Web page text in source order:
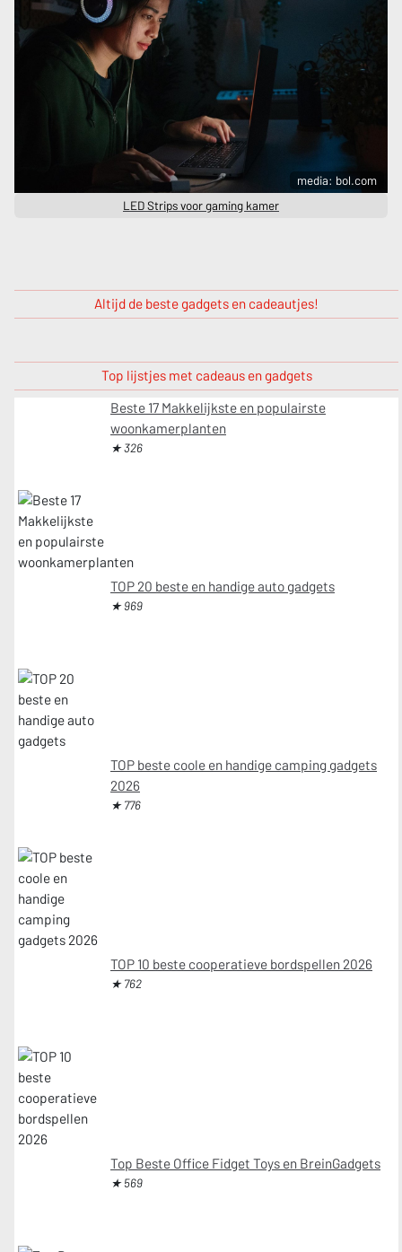
media: bol.com
LED Strips voor gaming kamer
Altijd de beste gadgets en cadeautjes!
Top lijstjes met cadeaus en gadgets
Beste 17 Makkelijkste en populairste
woonkamerplanten
★ 326
TOP 20 beste en handige auto gadgets
★ 969
TOP beste coole en handige camping gadgets
2026
★ 776
TOP 10 beste cooperatieve bordspellen 2026
★ 762
Top Beste Office Fidget Toys en BreinGadgets
★ 569